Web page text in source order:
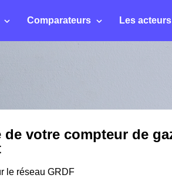
Comparateurs Les acteurs